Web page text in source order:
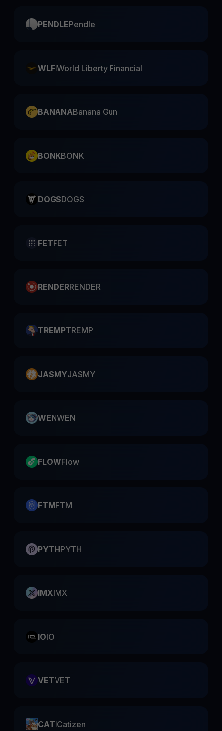
PENDLEPendle
WLFIWorld Liberty Financial
BANANABanana Gun
BONKBONK
DOGSDOGS
FETFET
RENDERRENDER
TREMPTREMP
JASMYJASMY
WENWEN
FLOWFlow
FTMFTM
PYTHPYTH
IMXIMX
IOIO
VETVET
CATICatizen